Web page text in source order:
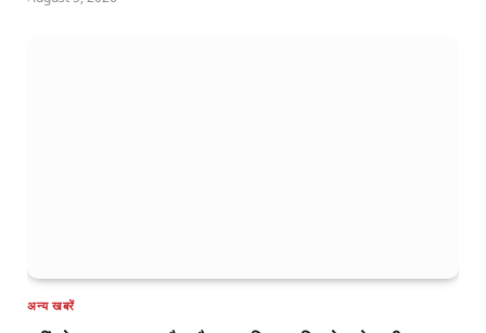
अन्य खबरें